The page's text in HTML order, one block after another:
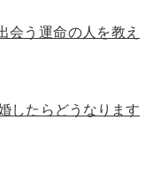
会う運命の人を教え
したらどうなります